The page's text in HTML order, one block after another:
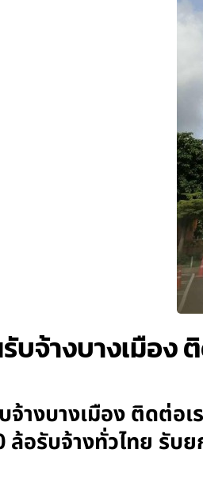
บจ้างบางเมือง
จ้างบางเมือง ติดต่อ
ล้อรับจ้างทั่วไทย รับ